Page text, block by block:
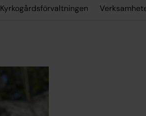
Kyrkogårdsförvaltningen